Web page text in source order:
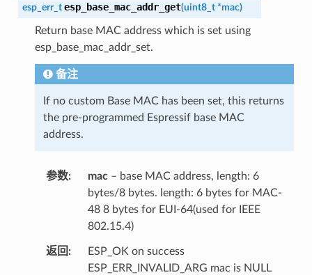
esp_err_t esp_base_mac_addr_get(uint8_t *mac)
Return base MAC address which is set using
esp_base_mac_addr_set.
备注
If no custom Base MAC has been set, this returns
the pre-programmed Espressif base MAC
address.
参数 mac– base MAC address, length: 6
bytes/8 bytes. length: 6 bytes for MAC-
48 8 bytes for EUI-64(used for IEEE
802.15.4)
返回
ESP_OK on success
ESP_ERR_INVALID_ARG mac is NULL